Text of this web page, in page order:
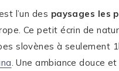
l’un des paysages les
Ce petit écrin de
slovènes à seulement
. Une ambiance douce et